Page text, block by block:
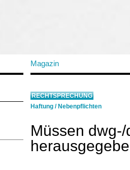
Magazin
RECHTSPRECHUNG
Haftung / Nebenpflichten
Müssen